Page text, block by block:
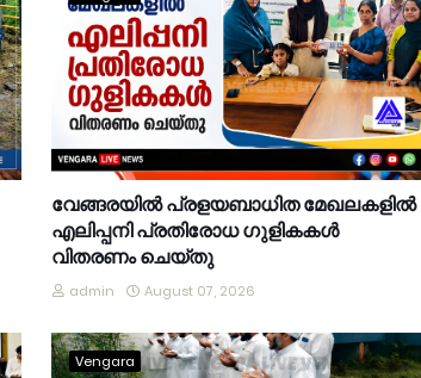
വേങ്ങരയിൽ പ്രളയബാധിത മേഖലകളിൽ
എലിപ്പനി പ്രതിരോധ ഗുളികകൾ
വിതരണം ചെയ്തു
admin August 07, 2026
Vengara